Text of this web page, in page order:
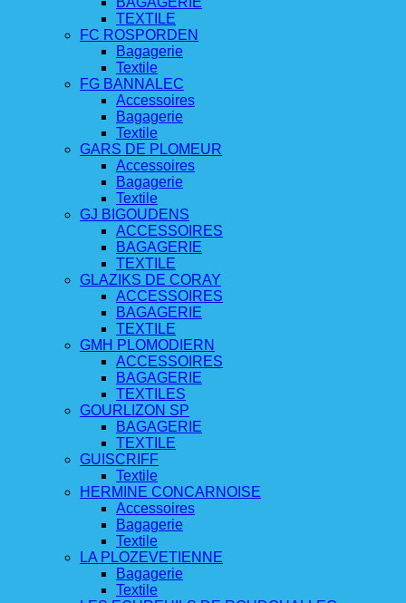
TEXTILE
FC ROSPORDEN
Bagagerie
Textile
FG BANNALEC
Accessoires
Bagagerie
Textile
GARS DE PLOMEUR
Accessoires
Bagagerie
Textile
GJ BIGOUDENS
ACCESSOIRES
BAGAGERIE
TEXTILE
GLAZIKS DE CORAY
ACCESSOIRES
BAGAGERIE
TEXTILE
GMH PLOMODIERN
ACCESSOIRES
BAGAGERIE
TEXTILES
GOURLIZON SP
BAGAGERIE
TEXTILE
GUISCRIFF
Textile
HERMINE CONCARNOISE
Accessoires
Bagagerie
Textile
LA PLOZEVETIENNE
Bagagerie
Textile